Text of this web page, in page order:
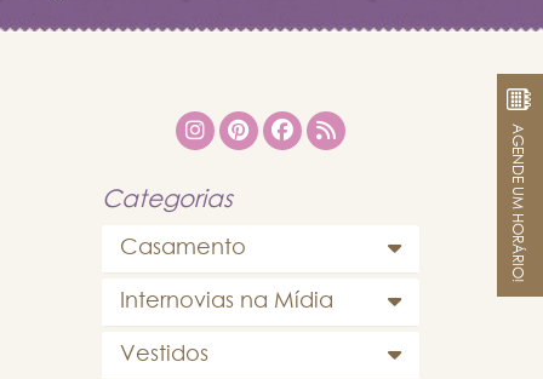
Categorias
Casamento
Internovias na Mídia
Vestidos
AGENDE UM HORÁRIO!